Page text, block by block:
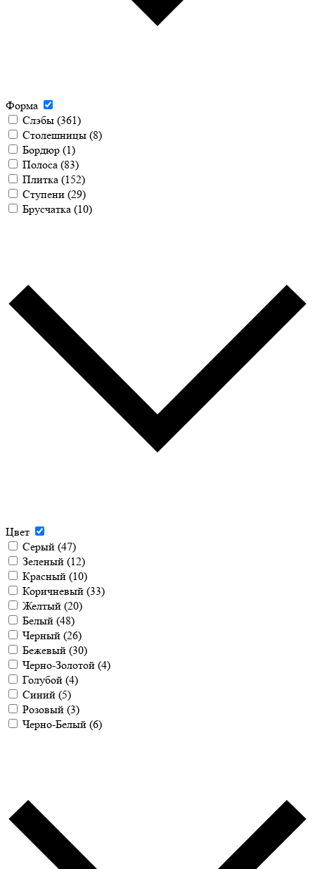
Форма
Слэбы (361)
Столешницы (8)
Бордюр (1)
Полоса (83)
Плитка (152)
Ступени (29)
Брусчатка (10)
Цвет
Серый (47)
Зеленый (12)
Красный (10)
Коричневый (33)
Желтый (20)
Белый (48)
Черный (26)
Бежевый (30)
Черно-Золотой (4)
Голубой (4)
Синий (5)
Розовый (3)
Черно-Белый (6)